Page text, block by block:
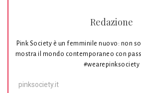
Redazione
Pink Society è un femminile nuovo: non
mostra il mondo contemporaneo con
#wearepinksociety
pinksociety.it